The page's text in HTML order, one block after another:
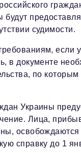
судимости.
если
в документе
по
Украины
Лица,
освобождаются
справку до 1